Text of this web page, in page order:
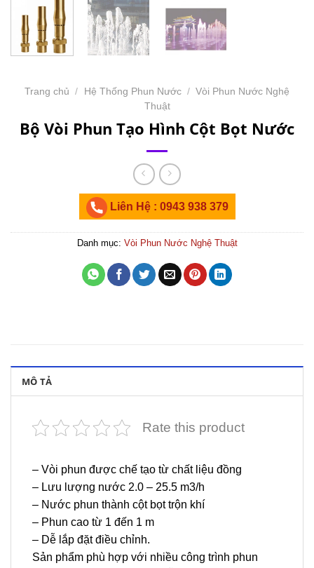
Trang chủ / Hệ Thống Phun Nước / Vòi Phun Nước Nghệ
Thuật
Bộ Vòi Phun Tạo Hình Cột Bọt Nước
Liên Hệ : 0943 938 379
Danh mục: Vòi Phun Nước Nghệ Thuật
MÔ TẢ
Rate this product
– Vòi phun được chế tạo từ chất liệu đồng
– Lưu lượng nước 2.0 – 25.5 m3/h
– Nước phun thành cột bọt trộn khí
– Phun cao từ 1 đến 1 m
– Dễ lắp đặt điều chỉnh.
Sản phẩm phù hợp với nhiều công trình phun